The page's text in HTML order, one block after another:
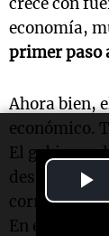
economía,
primer paso
Ahora bien,
económico.
El gobierno
desgaste:
corrupción y
En ese